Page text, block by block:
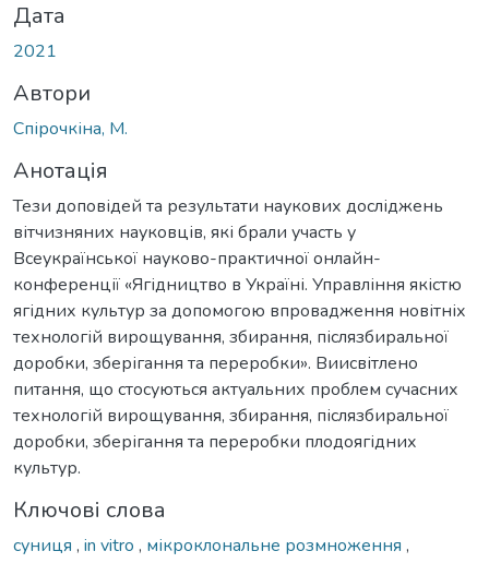
Дата
2021
Автори
Спірочкіна, М.
Анотація
Тези доповідей та результати наукових досліджень
вітчизняних науковців, які брали участь у
Всеукраїнської науково-практичної онлайн-
конференції «Ягідництво в Україні. Управління якістю
ягідних культур за допомогою впровадження новітніх
технологій вирощування, збирання, післязбиральної
доробки, зберігання та переробки». Виисвітлено
питання, що стосуються актуальних проблем сучасних
технологій вирощування, збирання, післязбиральної
доробки, зберігання та переробки плодоягідних
культур.
Ключові слова
суниця , in vitro , мікроклональне розмноження ,